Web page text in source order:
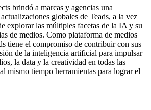
brindó a marcas y agencias una
globales de Teads, a la vez
explorar las múltiples facetas de la IA y su
de medios. Como plataforma de medios
tiene el compromiso de contribuir con sus
de la inteligencia artificial para impulsar
la data y la creatividad en todas las
mismo tiempo herramientas para lograr el